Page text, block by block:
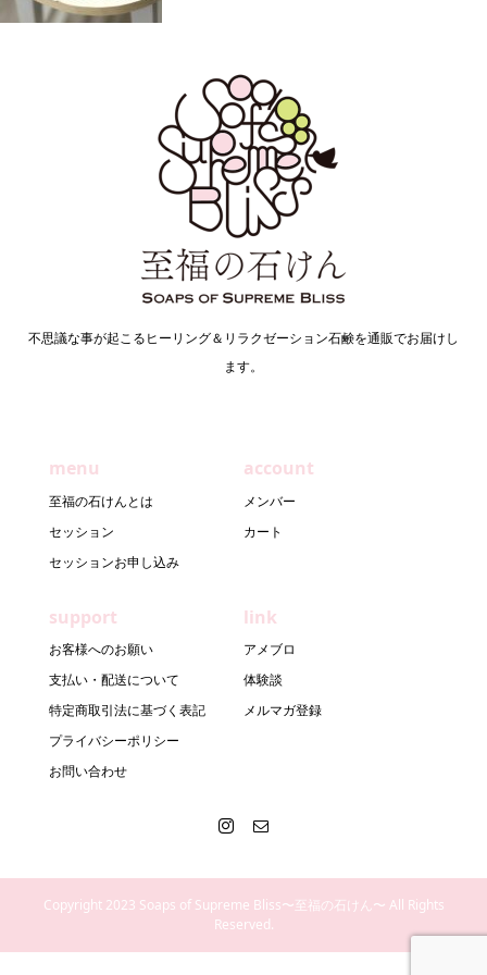
不思議な事が起こるヒーリング＆リラクゼーション石鹸を通販でお届けし
ます。
menu
至福の石けんとは
セッション
セッションお申し込み
account
メンバー
カート
support
お客様へのお願い
支払い・配送について
特定商取引法に基づく表記
プライバシーポリシー
お問い合わせ
link
アメブロ
体験談
メルマガ登録
Copyright 2023 Soaps of Supreme Bliss〜至福の石けん〜 All Rights
Reserved.